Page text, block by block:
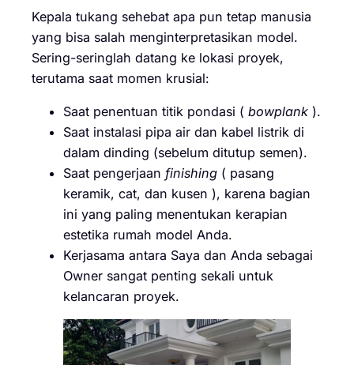
Kepala tukang sehebat apa pun tetap manusia
yang bisa salah menginterpretasikan model.
Sering-seringlah datang ke lokasi proyek,
terutama saat momen krusial:
Saat penentuan titik pondasi ( bowplank ).
Saat instalasi pipa air dan kabel listrik di
dalam dinding (sebelum ditutup semen).
Saat pengerjaan finishing ( pasang
keramik, cat, dan kusen ), karena bagian
ini yang paling menentukan kerapian
estetika rumah model Anda.
Kerjasama antara Saya dan Anda sebagai
Owner sangat penting sekali untuk
kelancaran proyek.